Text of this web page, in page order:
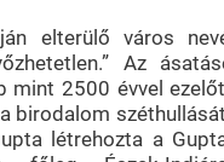
elterülő város
Az
mint 2500 évvel
birodalom
létrehozta a